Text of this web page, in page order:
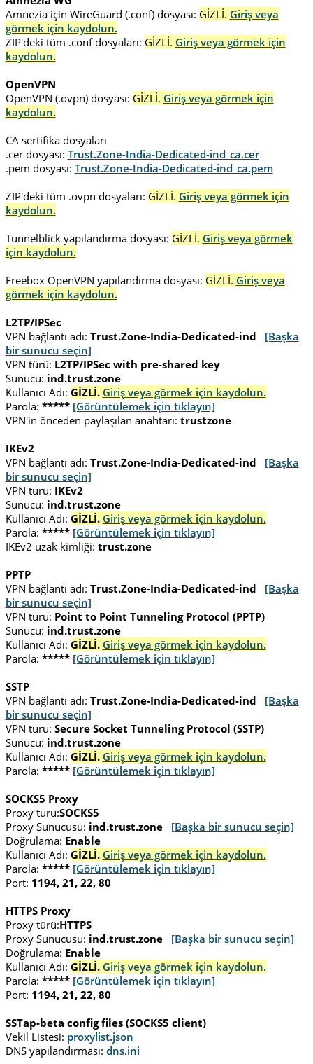
Amnezia için WireGuard (.conf) dosyası: GİZLİ. Giriş veya
görmek için kaydolun.
ZIP'deki tüm .conf dosyaları: GİZLİ. Giriş veya görmek için
kaydolun.
OpenVPN
OpenVPN (.ovpn) dosyası: GİZLİ. Giriş veya görmek için
kaydolun.
CA sertifika dosyaları
.cer dosyası: Trust.Zone-India-Dedicated-ind_ca.cer
.pem dosyası: Trust.Zone-India-Dedicated-ind_ca.pem
ZIP'deki tüm .ovpn dosyaları: GİZLİ. Giriş veya görmek için
kaydolun.
Tunnelblick yapılandırma dosyası: GİZLİ. Giriş veya görmek
için kaydolun.
Freebox OpenVPN yapılandırma dosyası: GİZLİ. Giriş veya
görmek için kaydolun.
L2TP/IPSec
VPN bağlantı adı: Trust.Zone-India-Dedicated-ind
[Başka
bir sunucu seçin]
VPN türü: L2TP/IPSec with pre-shared key
Sunucu: ind.trust.zone
Kullanıcı Adı: GİZLİ. Giriş veya görmek için kaydolun.
Parola: ***** [Görüntülemek için tıklayın]
VPN'in önceden paylaşılan anahtarı: trustzone
IKEv2
VPN bağlantı adı: Trust.Zone-India-Dedicated-ind
[Başka
bir sunucu seçin]
VPN türü: IKEv2
Sunucu: ind.trust.zone
Kullanıcı Adı: GİZLİ. Giriş veya görmek için kaydolun.
Parola: ***** [Görüntülemek için tıklayın]
IKEv2 uzak kimliği: trust.zone
PPTP
VPN bağlantı adı: Trust.Zone-India-Dedicated-ind
[Başka
bir sunucu seçin]
VPN türü: Point to Point Tunneling Protocol (PPTP)
Sunucu: ind.trust.zone
Kullanıcı Adı: GİZLİ. Giriş veya görmek için kaydolun.
Parola: ***** [Görüntülemek için tıklayın]
SSTP
VPN bağlantı adı: Trust.Zone-India-Dedicated-ind
[Başka
bir sunucu seçin]
VPN türü: Secure Socket Tunneling Protocol (SSTP)
Sunucu: ind.trust.zone
Kullanıcı Adı: GİZLİ. Giriş veya görmek için kaydolun.
Parola: ***** [Görüntülemek için tıklayın]
SOCKS5 Proxy
Proxy türü:SOCKS5
Proxy Sunucusu: ind.trust.zone
[Başka bir sunucu seçin]
Doğrulama: Enable
Kullanıcı Adı: GİZLİ. Giriş veya görmek için kaydolun.
Parola: ***** [Görüntülemek için tıklayın]
Port: 1194, 21, 22, 80
HTTPS Proxy
Proxy türü:HTTPS
Proxy Sunucusu: ind.trust.zone
[Başka bir sunucu seçin]
Doğrulama: Enable
Kullanıcı Adı: GİZLİ. Giriş veya görmek için kaydolun.
Parola: ***** [Görüntülemek için tıklayın]
Port: 1194, 21, 22, 80
SSTap-beta config files (SOCKS5 client)
Vekil Listesi: proxylist.json
DNS yapılandırması: dns.ini